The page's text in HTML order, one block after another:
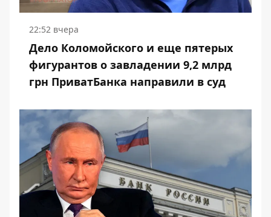
22:52 вчера
Дело Коломойского и еще пятерых
фигурантов о завладении 9,2 млрд
грн ПриватБанка направили в суд